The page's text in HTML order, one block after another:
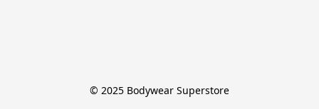
© 2025 Bodywear Superstore